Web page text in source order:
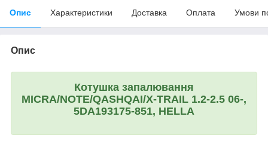
Опис Характеристики Доставка Оплата Умови
Опис
Котушка запалювання
MICRA/NOTE/QASHQAI/X-TRAIL 1.2-2.5 06-,
5DA193175-851, HELLA